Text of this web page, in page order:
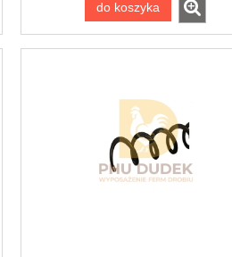
do koszyka